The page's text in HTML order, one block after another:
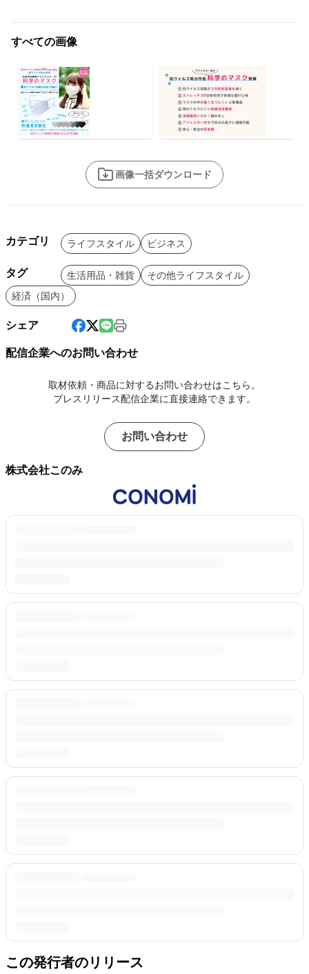
すべての画像
画像一括ダウンロード
カテゴリ ライフスタイル ビジネス
タグ 生活用品・雑貨
その他ライフスタイル
経済（国内）
シェア
配信企業へのお問い合わせ
取材依頼・商品に対するお問い合わせはこちら。
プレスリリース配信企業に直接連絡できます。
お問い合わせ
株式会社このみ
この発行者のリリース